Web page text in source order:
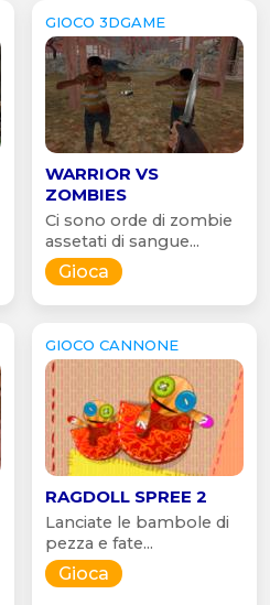
GIOCO 3DGAME
WARRIOR VS
ZOMBIES
Ci sono orde di zombie
assetati di sangue...
Gioca
GIOCO CANNONE
RAGDOLL SPREE 2
Lanciate le bambole di
pezza e fate...
Gioca